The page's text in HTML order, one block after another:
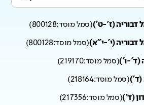
(סמל מוסד:800128
)
(סמל מוסד:800128
)
(סמל מוסד:219170
)
(סמל מוסד:218164
)
(סמל מוסד:217356
)